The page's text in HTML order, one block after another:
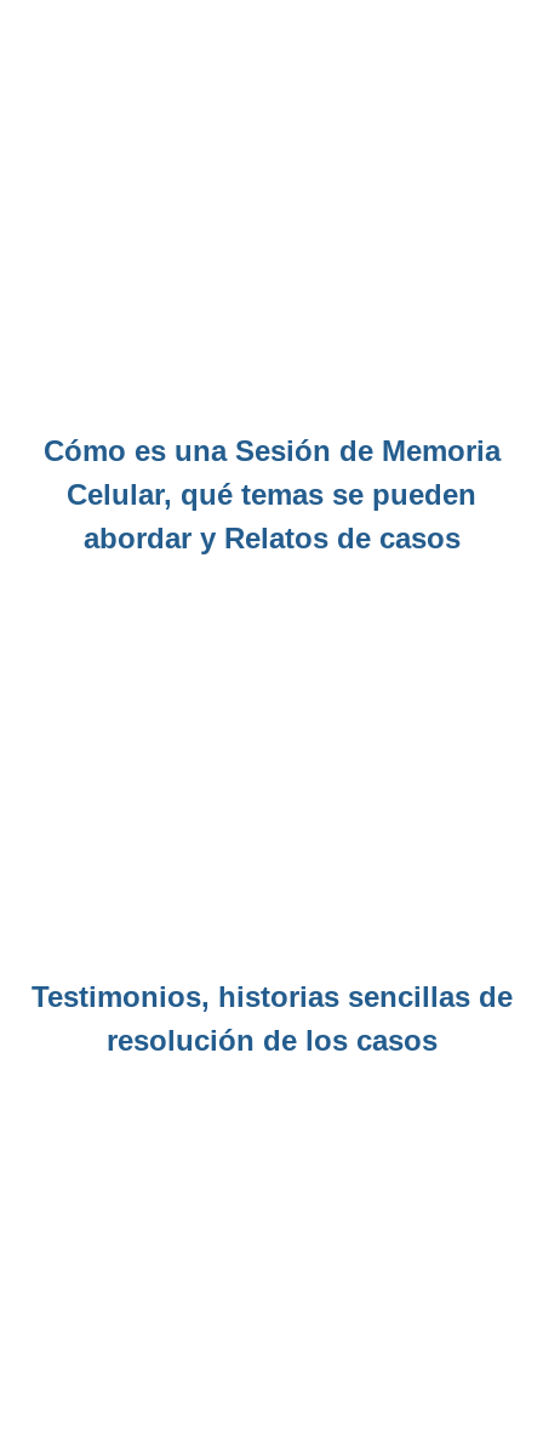
Cómo es una Sesión de Memoria
Celular, qué temas se pueden
abordar y Relatos de casos
Testimonios, historias sencillas de
resolución de los casos